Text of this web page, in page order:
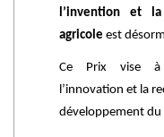
l’invention et
agricole est
Ce Prix vise à
l’innovation et la
développement du